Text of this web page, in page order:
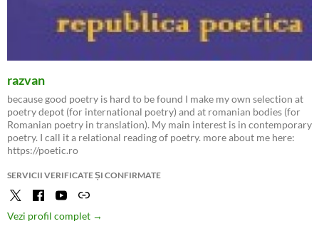
razvan
because good poetry is hard to be found I make my own selection at
poetry depot (for international poetry) and at romanian bodies (for
Romanian poetry in translation). My main interest is in contemporary
poetry. I call it a relational reading of poetry. more about me here:
https://poetic.ro
SERVICII VERIFICATE ȘI CONFIRMATE
Vezi profil complet →